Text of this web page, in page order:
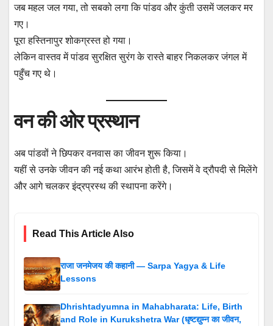
जब महल जल गया, तो सबको लगा कि पांडव और कुंती उसमें जलकर मर
गए।
पूरा हस्तिनापुर शोकग्रस्त हो गया।
लेकिन वास्तव में पांडव सुरक्षित सुरंग के रास्ते बाहर निकलकर जंगल में
पहुँच गए थे।
वन की ओर प्रस्थान
अब पांडवों ने छिपकर वनवास का जीवन शुरू किया।
यहीं से उनके जीवन की नई कथा आरंभ होती है, जिसमें वे द्रौपदी से मिलेंगे
और आगे चलकर इंद्रप्रस्थ की स्थापना करेंगे।
Read This Article Also
राजा जनमेजय की कहानी — Sarpa Yagya & Life
Lessons
Dhrishtadyumna in Mahabharata: Life, Birth
and Role in Kurukshetra War (धृष्टद्युम्न का जीवन,